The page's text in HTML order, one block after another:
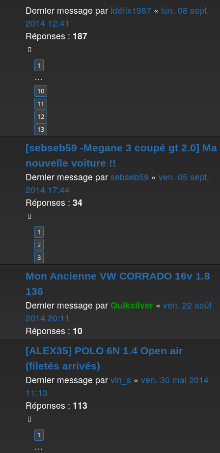
Dernier message par Idéfix1987 « lun. 08 sept.
2014 12:41
Réponses : 187
1
…
10
11
12
13
[sebseb59 -Megane 3 coupé gt 2.0] Ma
nouvelle voiture !!
Dernier message par sebseb59 « ven. 05 sept.
2014 17:44
Réponses : 34
1
2
3
Mon Ancienne VW CORRADO 16v 1.8
136
Dernier message par Quiksilver « ven. 22 août
2014 20:11
Réponses : 10
[ALEX35] POLO 6N 1.4 Open air
(filetés arrivés)
Dernier message par vin_s « ven. 30 mai 2014
11:13
Réponses : 113
1
…